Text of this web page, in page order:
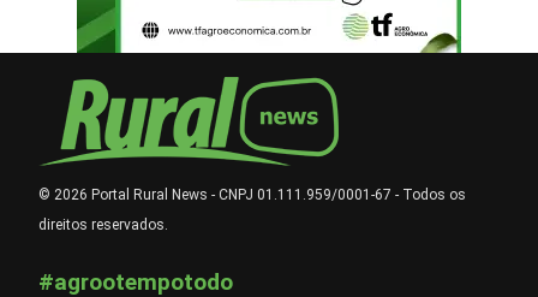
© 2026 Portal Rural News - CNPJ 01.111.959/0001-67 - Todos os
direitos reservados.
#agrootempotodo